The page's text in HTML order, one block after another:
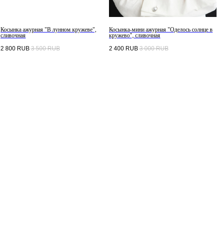
Косынка ажурная "В лунном кружеве",
сливочная
2 800 RUB 3 500 RUB
Косынка-мини ажурная "Оделось солнце в
кружево", сливочная
2 400 RUB 3 000 RUB